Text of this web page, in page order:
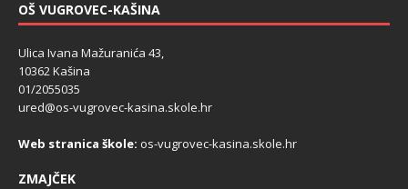
OŠ VUGROVEC-KAŠINA
Ulica Ivana Mažuranića 43,
10362 Kašina
01/2055035
ured@os-vugrovec-kasina.skole.hr
Web stranica škole: os-vugrovec-kasina.skole.hr
ZMAJČEK